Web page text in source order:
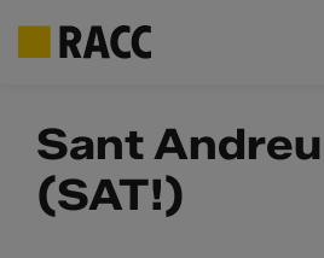
contentSant
(SAT!)